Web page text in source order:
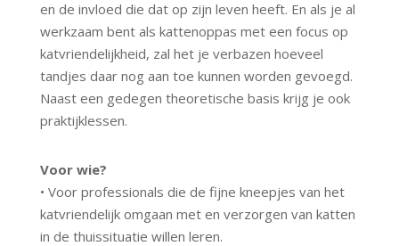
en de invloed die dat op zijn leven heeft. En als je al
werkzaam bent als kattenoppas met een focus op
katvriendelijkheid, zal het je verbazen hoeveel
tandjes daar nog aan toe kunnen worden gevoegd.
Naast een gedegen theoretische basis krijg je ook
praktijklessen.
Voor wie?
• Voor professionals die de fijne kneepjes van het
katvriendelijk omgaan met en verzorgen van katten
in de thuissituatie willen leren.